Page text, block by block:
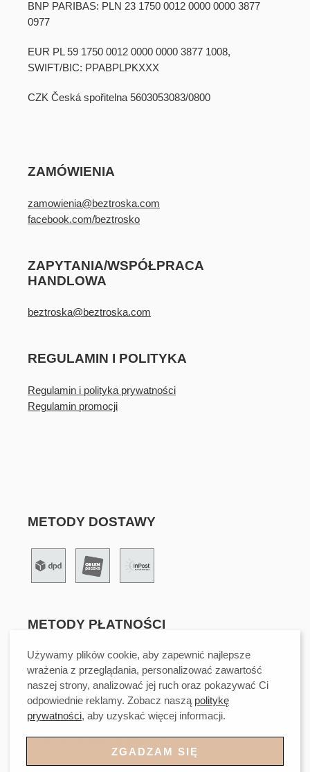
BNP PARIBAS: PLN 23 1750 0012 0000 0000 3877
0977
EUR PL 59 1750 0012 0000 0000 3877 1008,
SWIFT/BIC: PPABPLPKXXX
CZK Česká spořitelna 5603053083/0800
ZAMÓWIENIA
zamowienia@beztroska.com
facebook.com/beztrosko
ZAPYTANIA/WSPÓŁPRACA
HANDLOWA
beztroska@beztroska.com
REGULAMIN I POLITYKA
Regulamin i polityka prywatności
Regulamin promocji
METODY DOSTAWY
METODY PŁATNOŚCI
©2024 Beztroska All rights reserved
Używamy plików cookie, aby zapewnić najlepsze
wrażenia z przeglądania, personalizować zawartość
naszej strony, analizować jej ruch oraz pokazywać Ci
odpowiednie reklamy. Zobacz naszą politykę
prywatności, aby uzyskać więcej informacji.
ZGADZAM SIĘ